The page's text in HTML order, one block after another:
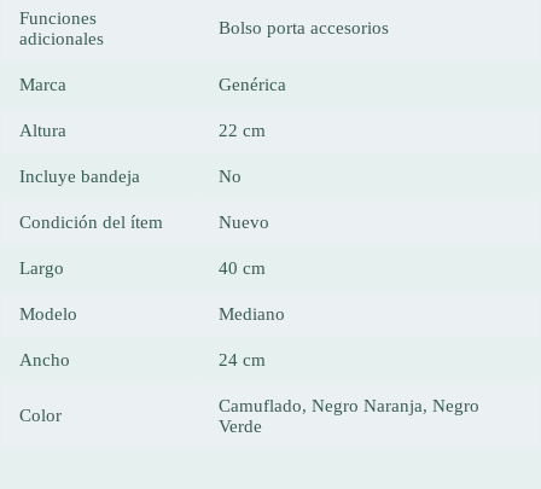
Funciones
adicionales
Bolso porta accesorios
Marca Genérica
Altura 22 cm
Incluye bandeja No
Condición del ítem Nuevo
Largo 40 cm
Modelo Mediano
Ancho 24 cm
Color
Camuflado, Negro Naranja, Negro
Verde